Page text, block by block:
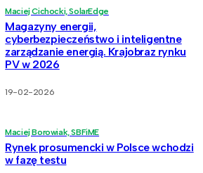
Maciej Cichocki, SolarEdge
Magazyny energii,
cyberbezpieczeństwo i inteligentne
zarządzanie energią. Krajobraz rynku
PV w 2026
19-02-2026
Maciej Borowiak, SBFiME
Rynek prosumencki w Polsce wchodzi
w fazę testu